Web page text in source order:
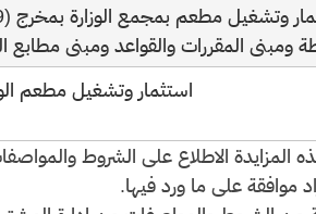
ومبنى المقررات والقواعد ومبنى مطابع
استثمار وتشغيل مطعم​
الاطلاع على الشروط
موافقة على ما ورد فيها.